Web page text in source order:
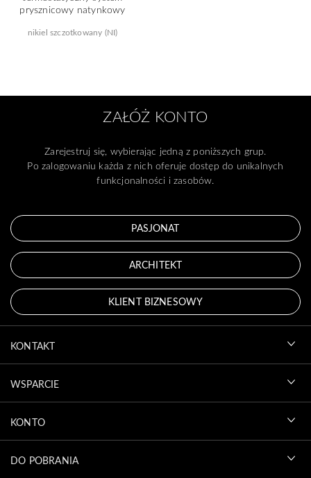
prysznicowy natynkowy
nikiel szczotkowany (NI)
ZAŁÓŻ KONTO
Zarejestruj się, wybierając jedną z poniższych grup.
Po zalogowaniu każda z nich oferuje dostęp do unikalnych
funkcjonalności i zasobów.
PASJONAT
ARCHITEKT
KLIENT BIZNESOWY
KONTAKT
WSPARCIE
KONTO
DO POBRANIA